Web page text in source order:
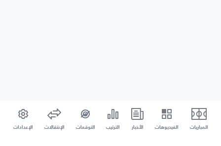
المباريات الفيديوهات الأخبار الترتيب التوقعات الإنتقالات الإعدادات